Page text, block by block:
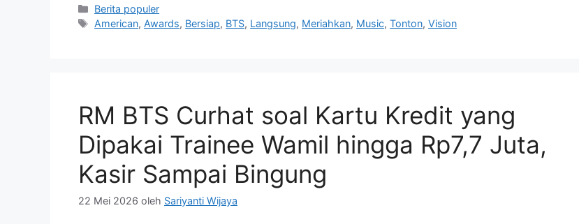
Kategori
Berita populer
Tag
American, Awards, Bersiap, BTS, Langsung, Meriahkan, Music,Tonton,Vision
RM BTS Curhat soal Kartu Kredit yang
Dipakai Trainee Wamil hingga Rp7,7 Juta,
Kasir Sampai Bingung
22 Mei 2026 oleh Sariyanti Wijaya